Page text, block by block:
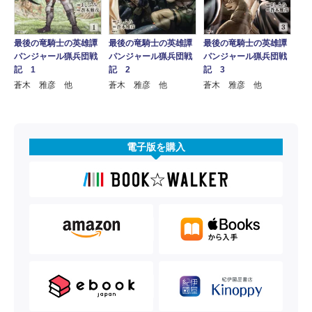
最後の竜騎士の英雄譚
パンジャール猟兵団戦
記 1
蒼木 雅彦 他
最後の竜騎士の英雄譚
パンジャール猟兵団戦
記 2
蒼木 雅彦 他
最後の竜騎士の英雄譚
パンジャール猟兵団戦
記 3
蒼木 雅彦 他
電子版を購入